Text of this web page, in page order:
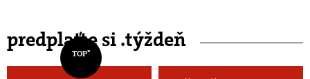
predplaťte si .týždeň
TOP*